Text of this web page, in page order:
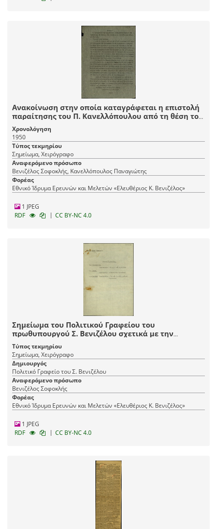
Ανακοίνωση στην οποία καταγράφεται η επιστολή
παραίτησης του Π. Κανελλόπουλου από τη θέση του
αντιπροέδρου και υπουργού των Στρατιωτικών,
των Ναυτικών και της Αεροπορίας προς τον
πρωθυπουργό Σ. Βενιζέλο.
Χρονολόγηση
1950
Τύπος τεκμηρίου
Σημείωμα, Χειρόγραφο
Αναφερόμενο πρόσωπο
Βενιζέλος Σοφοκλής, Κανελλόπουλος Παναγιώτης
Φορέας
Εθνικό Ίδρυμα Ερευνών και Μελετών «Ελευθέριος Κ. Βενιζέλος»
1 JPEG
RDF
| CC BY-NC 4.0
Σημείωμα του Πολιτικού Γραφείου του
πρωθυπουργού Σ. Βενιζέλου σχετικά με την
αποστολή χρημάτων στο Κριεκούκι για το δημοτικό
σχολείο, στη Θήβα για εκκλησία προσφύγων και
στο Σούρμπι για αγορά αντλίας φρέατος υδρεύσεως.
Τύπος τεκμηρίου
Σημείωμα, Χειρόγραφο
Δημιουργός
Πολιτικό Γραφείο του Σ. Βενιζέλου
Αναφερόμενο πρόσωπο
Βενιζέλος Σοφοκλής
Φορέας
Εθνικό Ίδρυμα Ερευνών και Μελετών «Ελευθέριος Κ. Βενιζέλος»
1 JPEG
RDF
| CC BY-NC 4.0